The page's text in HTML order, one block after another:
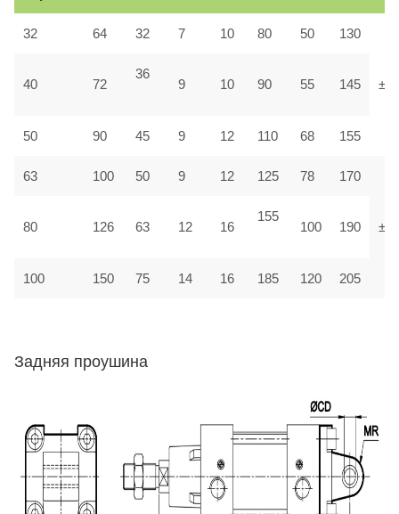
32 64 32 7 10 80 50 130
40 72
36
9 10 90 55 145
50 90 45 9 12 110 68 155
63 100 50 9 12 125 78 170
80 126 63 12 16
155
100 190
100 150 75 14 16 185 120 205
Задняя проушина